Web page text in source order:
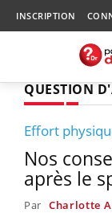
INSCRIPTION
QUESTION
Effort
Nos
après le
Par Charlotte